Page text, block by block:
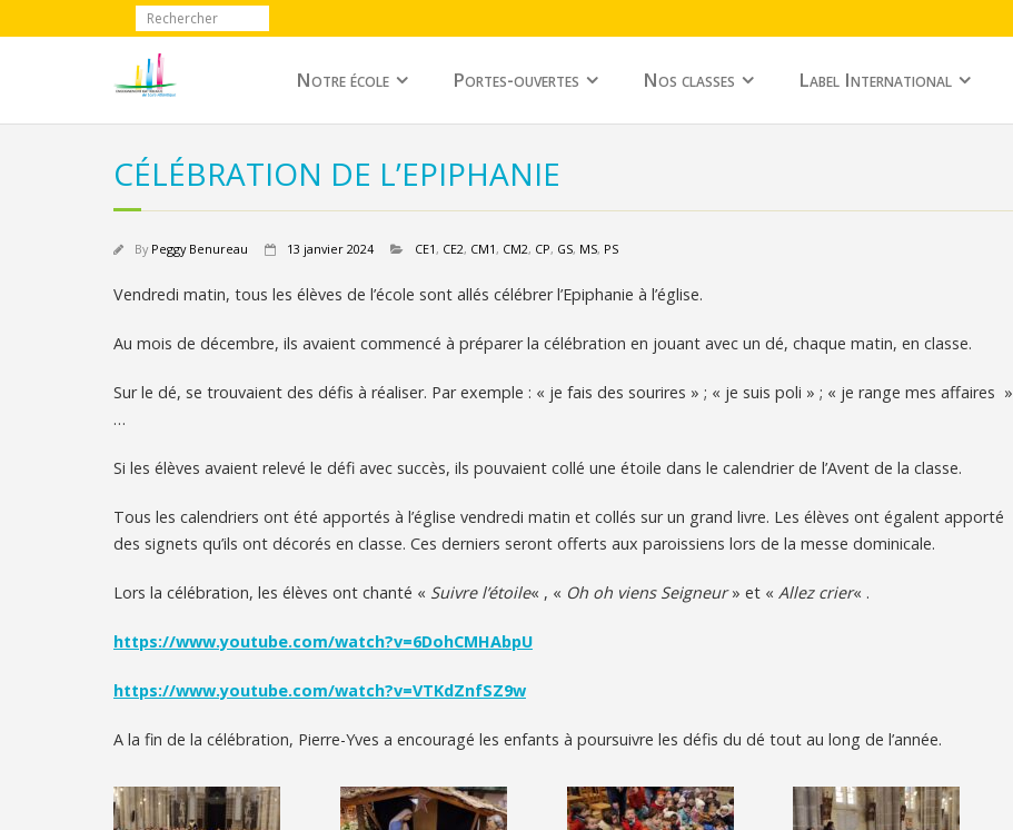
Notre école Portes-ouvertes Nos classes Label International
CÉLÉBRATION DE L’EPIPHANIE
By Peggy Benureau 13 janvier 2024 CE1, CE2, CM1, CM2, CP, GS, MS, PS
Vendredi matin, tous les élèves de l’école sont allés célébrer l’Epiphanie à l’église.
Au mois de décembre, ils avaient commencé à préparer la célébration en jouant avec un dé, chaque matin, en classe.
Sur le dé, se trouvaient des défis à réaliser. Par exemple : « je fais des sourires » ; « je suis poli » ; « je range mes affaires »
…
Si les élèves avaient relevé le défi avec succès, ils pouvaient collé une étoile dans le calendrier de l’Avent de la classe.
Tous les calendriers ont été apportés à l’église vendredi matin et collés sur un grand livre. Les élèves ont égalent apporté
des signets qu’ils ont décorés en classe. Ces derniers seront offerts aux paroissiens lors de la messe dominicale.
Lors la célébration, les élèves ont chanté « Suivre l’étoile« , « Oh oh viens Seigneur» et « Allez crier« .
https://www.youtube.com/watch?v=6DohCMHAbpU
https://www.youtube.com/watch?v=VTKdZnfSZ9w
A la fin de la célébration, Pierre-Yves a encouragé les enfants à poursuivre les défis du dé tout au long de l’année.